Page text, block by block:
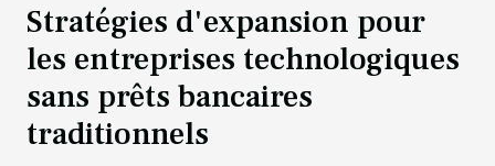
Stratégies d'expansion pour
les entreprises technologiques
sans prêts bancaires
traditionnels